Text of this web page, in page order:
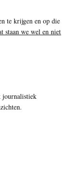
te krijgen en op die
staan we wel en niet
journalistiek